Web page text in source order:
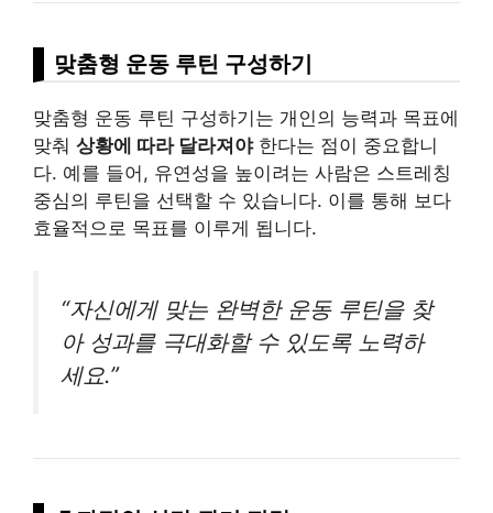
맞춤형 운동 루틴 구성하기
맞춤형 운동 루틴 구성하기는 개인의 능력과 목표에
맞춰 상황에 따라 달라져야한다는 점이 중요합니
다. 예를 들어, 유연성을 높이려는 사람은 스트레칭
중심의 루틴을 선택할 수 있습니다. 이를 통해 보다
효율적으로 목표를 이루게 됩니다.
“자신에게 맞는 완벽한 운동 루틴을 찾
아 성과를 극대화할 수 있도록 노력하
세요.”